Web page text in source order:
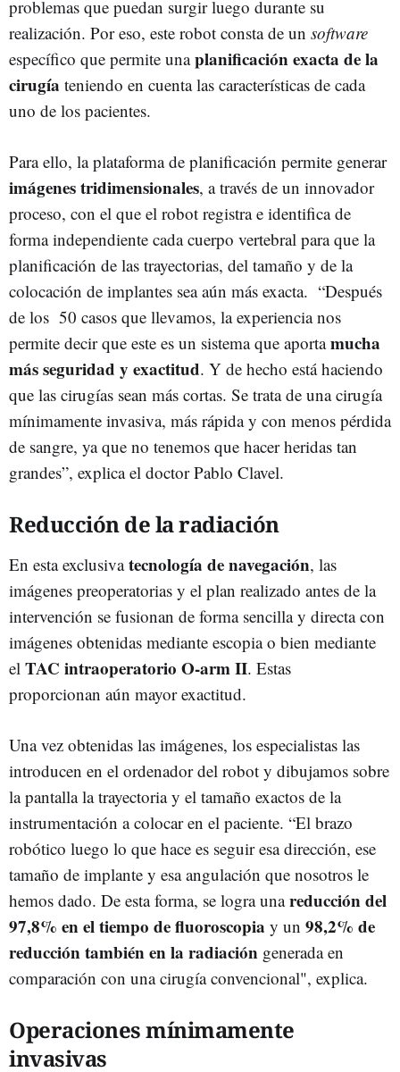
problemas que puedan surgir luego durante su
realización. Por eso, este robot consta de un software
específico que permite unaplanificación exacta de la
cirugía teniendo en cuenta las características de cada
uno de los pacientes.
Para ello, la plataforma de planificación permite generar
imágenes tridimensionales, a través de un innovador
proceso, con el que el robot registra e identifica de
forma independiente cada cuerpo vertebral para que la
planificación de las trayectorias, del tamaño y de la
colocación de implantes sea aún más exacta. “Después
de los 50 casos que llevamos, la experiencia nos
permite decir que este es un sistema que aportamucha
más seguridad y exactitud. Y de hecho está haciendo
que las cirugías sean más cortas. Se trata de una cirugía
mínimamente invasiva, más rápida y con menos pérdida
de sangre, ya que no tenemos que hacer heridas tan
grandes”, explica el doctor Pablo Clavel.
Reducción de la radiación
En esta exclusivatecnología de navegación, las
imágenes preoperatorias y el plan realizado antes de la
intervención se fusionan de forma sencilla y directa con
imágenes obtenidas mediante escopia o bien mediante
el TAC intraoperatorio O-arm II. Estas
proporcionan aún mayor exactitud.
Una vez obtenidas las imágenes, los especialistas las
introducen en el ordenador del robot y dibujamos sobre
la pantalla la trayectoria y el tamaño exactos de la
instrumentación a colocar en el paciente. “El brazo
robótico luego lo que hace es seguir esa dirección, ese
tamaño de implante y esa angulación que nosotros le
hemos dado. De esta forma, se logra unareducción del
97,8% en el tiempo de fluoroscopia y un 98,2% de
reducción también en la radiación generada en
comparación con una cirugía convencional", explica.
Operaciones mínimamente
invasivas